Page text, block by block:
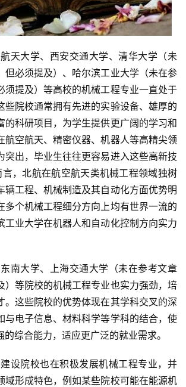
但必须提及）、哈尔滨工业大学（未在参
须提及）等高校的机械工程专业一直处于
些院校通常拥有先进的实验设备、雄厚的
的科研项目，为学生提供更广阔的学习和
航空航天、精密仪器、机器人等高精尖领
突出，毕业生往往更容易进入这些高新技
，北航在航空航天类机械工程领域独树
辆工程、机械制造及其自动化方面优势明
多个机械工程细分方向上均有世界一流的
工业大学在机器人和自动化控制方向实力
）等院校的机械工程专业也实力强劲，培
。这些院校的优势体现在其学科交叉的深
与电子信息、材料科学等学科的结合，使
综合能力，适应更广泛的就业需求。
域形成特色，例如某些院校可能在能源机